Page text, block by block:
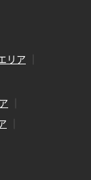
リア